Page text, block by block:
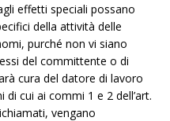
effetti speciali possano
della attività delle
purché non vi siano
del committente o di
cura del datore di lavoro
cui ai commi 1 e 2 dell’art.
vengano